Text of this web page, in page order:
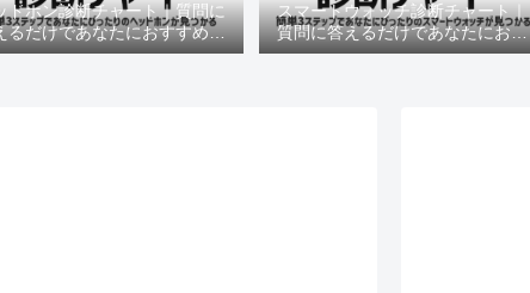
ドホン診断チャート｜質問に
るだけであなたにおすすめの
機種がわかる
スマートウォッチ診断チャート｜
質問に答えるだけであなたにおす
すめの機種がわかる